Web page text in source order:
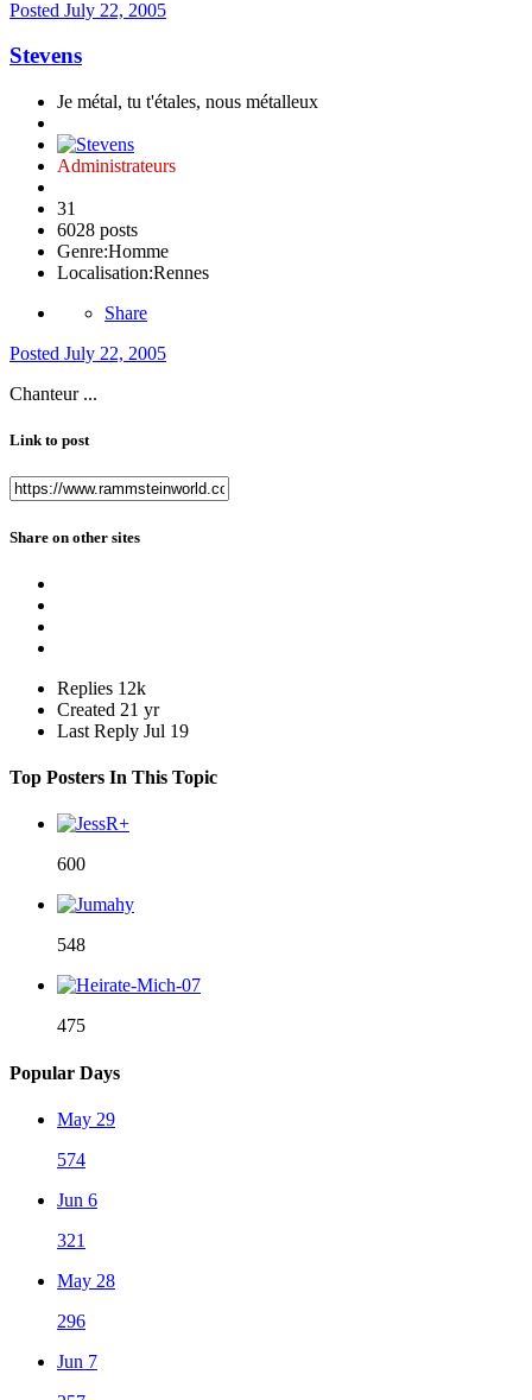
Posted July 22, 2005
Stevens
Je métal, tu t'étales, nous métalleux
Administrateurs
31
6028 posts
Genre:Homme
Localisation:Rennes
Share
Posted July 22, 2005
Chanteur ...
Link to post
Share on other sites
Replies 12k
Created 21 yr
Last Reply Jul 19
Top Posters In This Topic
600
548
475
Popular Days
May 29
574
Jun 6
321
May 28
296
Jun 7